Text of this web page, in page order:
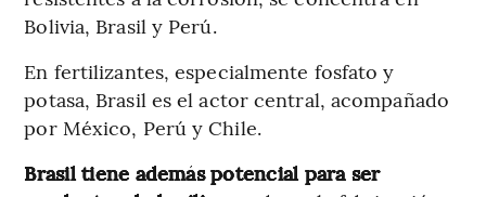
Bolivia, Brasil y Perú.
En fertilizantes, especialmente fosfato y
potasa, Brasil es el actor central, acompañado
por México, Perú y Chile.
Brasil tiene además potencial para ser